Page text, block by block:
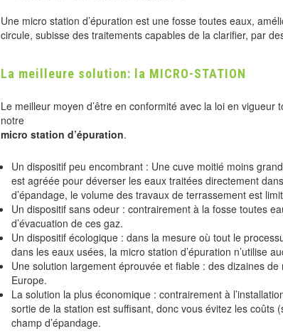
Une micro station d’épuration est une fosse toutes eaux,
circule, subisse des traitements capables de la clarifier, par
La meilleure solution: la MICRO-STATION
Le meilleur moyen d’être en conformité avec la loi en vigueur
notre
micro station d’épuration.
Un dispositif peu encombrant : Une cuve moitié moins
est agréée pour déverser les eaux traitées directement
d’épandage, le volume des travaux de terrassement est
Un dispositif sans odeur : contrairement à la fosse toutes
d’évacuation de ces gaz.
Un dispositif écologique : dans la mesure où tout le
dans les eaux usées, la micro station d’épuration n’utilise
Une solution largement éprouvée et fiable : des dizaines
Europe.
La solution la plus économique : contrairement à
sortie de la station est suffisant, donc vous évitez les coûts
champ d’épandage.